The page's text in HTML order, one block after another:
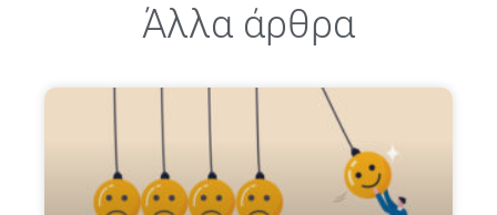
Άλλα άρθρα